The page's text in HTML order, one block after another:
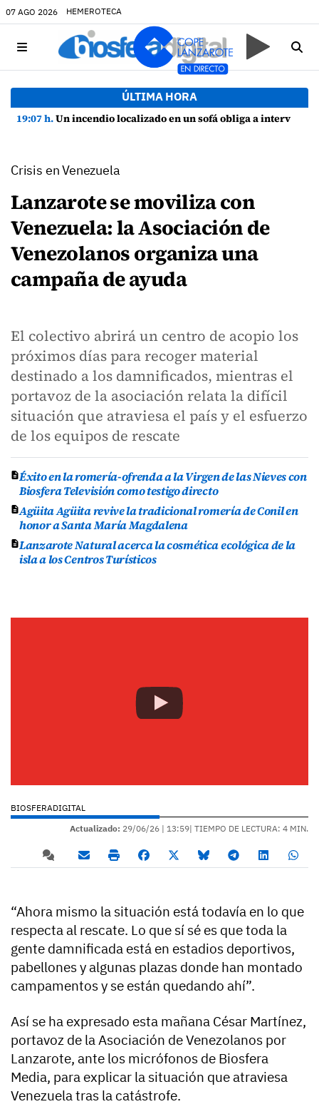
07 AGO 2026 HEMEROTECA
ÚLTIMA HORA
19:07 h.Un incendio localizado en un sofá obliga a intervenir en una vivienda de Playa Honda
Crisis en Venezuela
Lanzarote se moviliza con
Venezuela: la Asociación de
Venezolanos organiza una
campaña de ayuda
El colectivo abrirá un centro de acopio los
próximos días para recoger material
destinado a los damnificados, mientras el
portavoz de la asociación relata la difícil
situación que atraviesa el país y el esfuerzo
de los equipos de rescate
Éxito en la romería-ofrenda a la Virgen de las Nieves con
Biosfera Televisión como testigo directo
Agüita Agüita revive la tradicional romería de Conil en
honor a Santa María Magdalena
Lanzarote Natural acerca la cosmética ecológica de la
isla a los Centros Turísticos
BIOSFERADIGITAL
Actualizado: 29/06/26 | 13:59| TIEMPO DE LECTURA: 4 MIN.
“Ahora mismo la situación está todavía en lo que
respecta al rescate. Lo que sí sé es que toda la
gente damnificada está en estadios deportivos,
pabellones y algunas plazas donde han montado
campamentos y se están quedando ahí”.
Así se ha expresado esta mañana César Martínez,
portavoz de la Asociación de Venezolanos por
Lanzarote, ante los micrófonos de Biosfera
Media, para explicar la situación que atraviesa
Venezuela tras la catástrofe.